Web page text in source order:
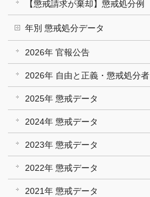
【懲戒請求が棄却】懲戒処分例
年別 懲戒処分データ
2026年 官報公告
2026年 自由と正義・懲戒処分者
2025年 懲戒データ
2024年 懲戒データ
2023年 懲戒データ
2022年 懲戒データ
2021年 懲戒データ